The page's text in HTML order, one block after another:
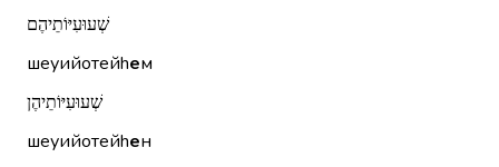
שְׁעוּעִיּוֹתֵיהֶם
шеуийотейhем
שְׁעוּעִיּוֹתֵיהֶן
шеуийотейhен